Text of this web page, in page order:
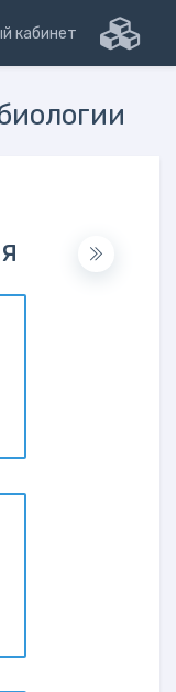
кабинет